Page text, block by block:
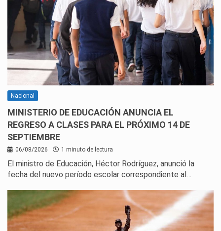
Nacional
MINISTERIO DE EDUCACIÓN ANUNCIA EL
REGRESO A CLASES PARA EL PRÓXIMO 14 DE
SEPTIEMBRE
06/08/2026 1 minuto de lectura
El ministro de Educación, Héctor Rodríguez, anunció la
fecha del nuevo período escolar correspondiente al…